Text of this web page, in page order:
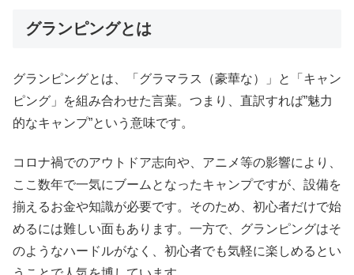
グランピングとは
グランピングとは、「グラマラス（豪華な）」と「キャン
ピング」を組み合わせた言葉。つまり、直訳すれば”魅力
的なキャンプ”という意味です。
コロナ禍でのアウトドア志向や、アニメ等の影響により、
ここ数年で一気にブームとなったキャンプですが、設備を
揃えるお金や知識が必要です。そのため、初心者だけで始
めるには難しい面もあります。一方で、グランピングはそ
のようなハードルがなく、初心者でも気軽に楽しめるとい